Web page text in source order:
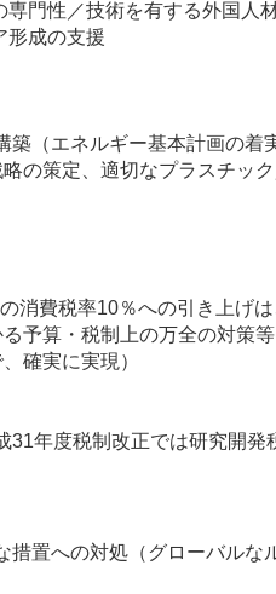
専門性／技術を有する外国人
形成の支援
築（エネルギー基本計画の着
の策定、適切なプラスチック
消費税率10％への引き上げ
予算・税制上の万全の対策
確実に実現）
年度税制改正では研究開発
置への対処（グローバルな